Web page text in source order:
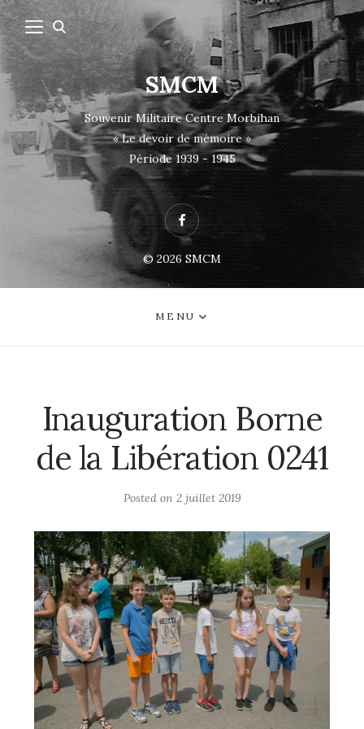
SMCM
Souvenir Militaire Centre Morbihan
« Le devoir de mémoire »
Période 1939 - 1945
Facebook
© 2026 SMCM
MENU
Inauguration Borne
de la Libération 0241
Posted on 2 juillet 2019